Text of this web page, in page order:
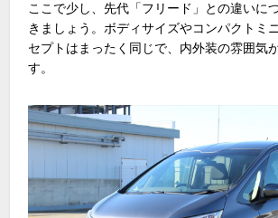
ここで少し、先代「フリード」との違いに
きましょう。ボディサイズやコンパクトミ
セプトはまったく同じで、内外装の雰囲気
す。